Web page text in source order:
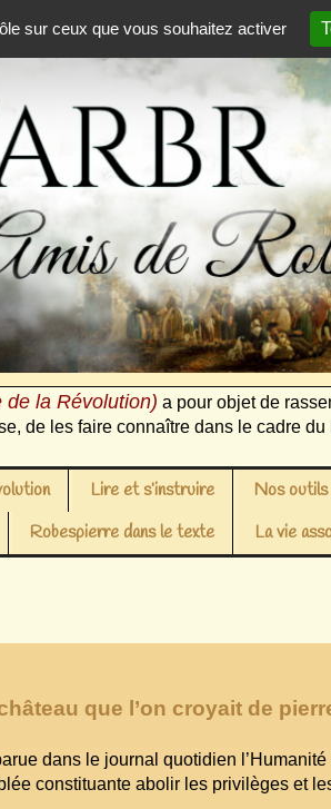
sur ceux que vous souhaitez activer
la Révolution) a pour objet de
de les faire connaître dans le cadre
Lire et s’instruire Nos
Robespierre dans le texte La vie
que l’on croyait de
dans le journal quotidien
constituante abolir les privilèges et